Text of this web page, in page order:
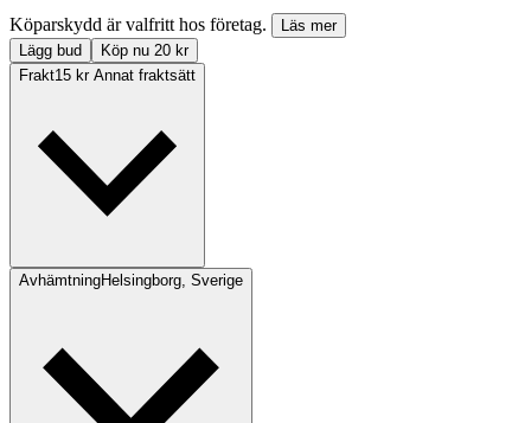
Köparskydd är valfritt hos företag.
Läs mer
Lägg bud
Köp nu 20 kr
Frakt15 kr Annat fraktsätt
AvhämtningHelsingborg, Sverige